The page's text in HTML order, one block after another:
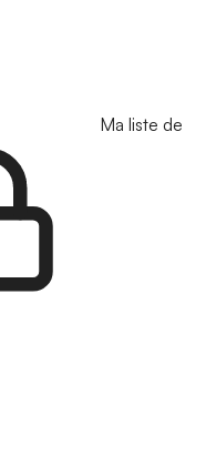
Ma liste de